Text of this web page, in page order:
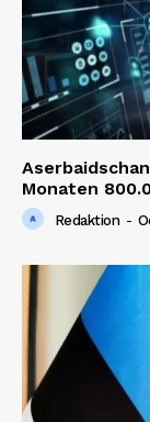
Monaten
Redaktion -